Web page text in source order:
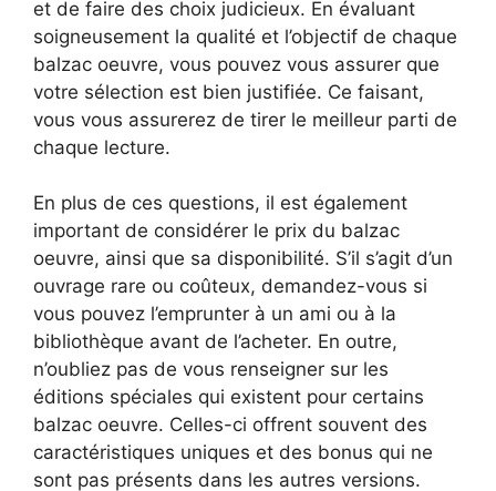
et de faire des choix judicieux. En évaluant
soigneusement la qualité et l’objectif de chaque
balzac oeuvre, vous pouvez vous assurer que
votre sélection est bien justifiée. Ce faisant,
vous vous assurerez de tirer le meilleur parti de
chaque lecture.
En plus de ces questions, il est également
important de considérer le prix du balzac
oeuvre, ainsi que sa disponibilité. S’il s’agit d’un
ouvrage rare ou coûteux, demandez-vous si
vous pouvez l’emprunter à un ami ou à la
bibliothèque avant de l’acheter. En outre,
n’oubliez pas de vous renseigner sur les
éditions spéciales qui existent pour certains
balzac oeuvre. Celles-ci offrent souvent des
caractéristiques uniques et des bonus qui ne
sont pas présents dans les autres versions.